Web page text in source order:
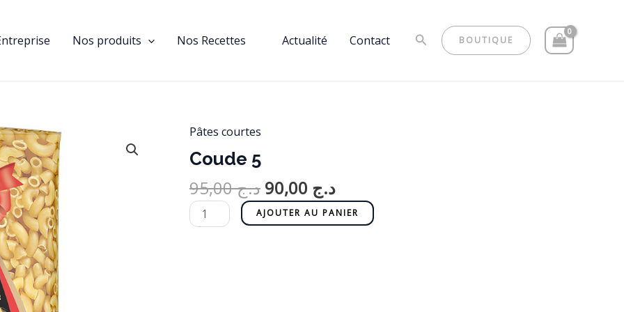
Nos produits Nos Recettes Actualité Contact RechercherBOUTIQUE
Pâtes courtes
Coude 5
د.ج95,00 était :
د.ج 95,00.
د.جest :
quantité
de
5
AJOUTER AU PANIER